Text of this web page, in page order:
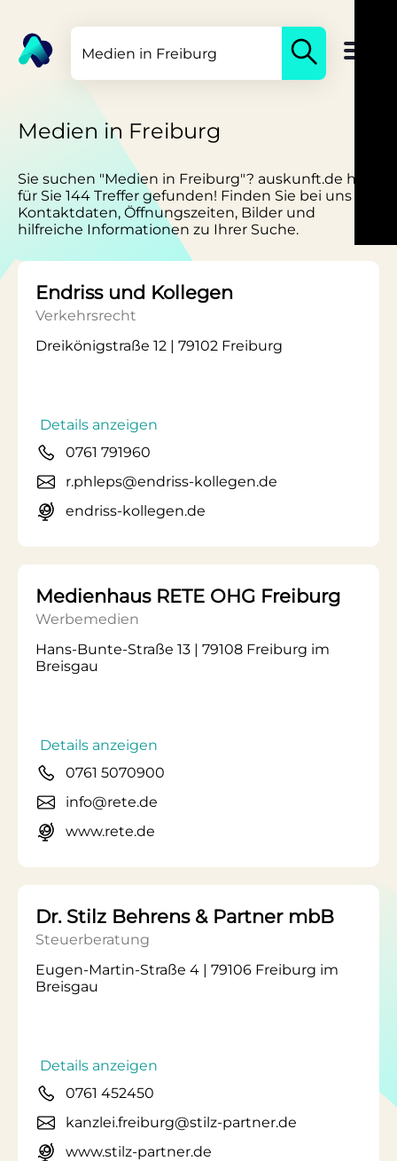
Medien in Freiburg
Sie suchen "Medien in Freiburg"? auskunft.de hat
für Sie 144 Treffer gefunden! Finden Sie bei uns
Kontaktdaten, Öffnungszeiten, Bilder und
hilfreiche Informationen zu Ihrer Suche.
Endriss und Kollegen
Verkehrsrecht
Dreikönigstraße 12 | 79102 Freiburg
Details anzeigen
0761 791960
r.phleps@endriss-kollegen.de
endriss-kollegen.de
Medienhaus RETE OHG Freiburg
Werbemedien
Hans-Bunte-Straße 13 | 79108 Freiburg im
Breisgau
Details anzeigen
0761 5070900
info@rete.de
www.rete.de
Dr. Stilz Behrens & Partner mbB
Steuerberatung
Eugen-Martin-Straße 4 | 79106 Freiburg im
Breisgau
Details anzeigen
0761 452450
kanzlei.freiburg@stilz-partner.de
www.stilz-partner.de